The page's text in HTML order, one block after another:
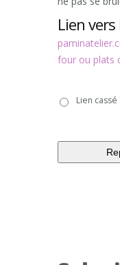
Lien
four ou plats
casséLien cassé